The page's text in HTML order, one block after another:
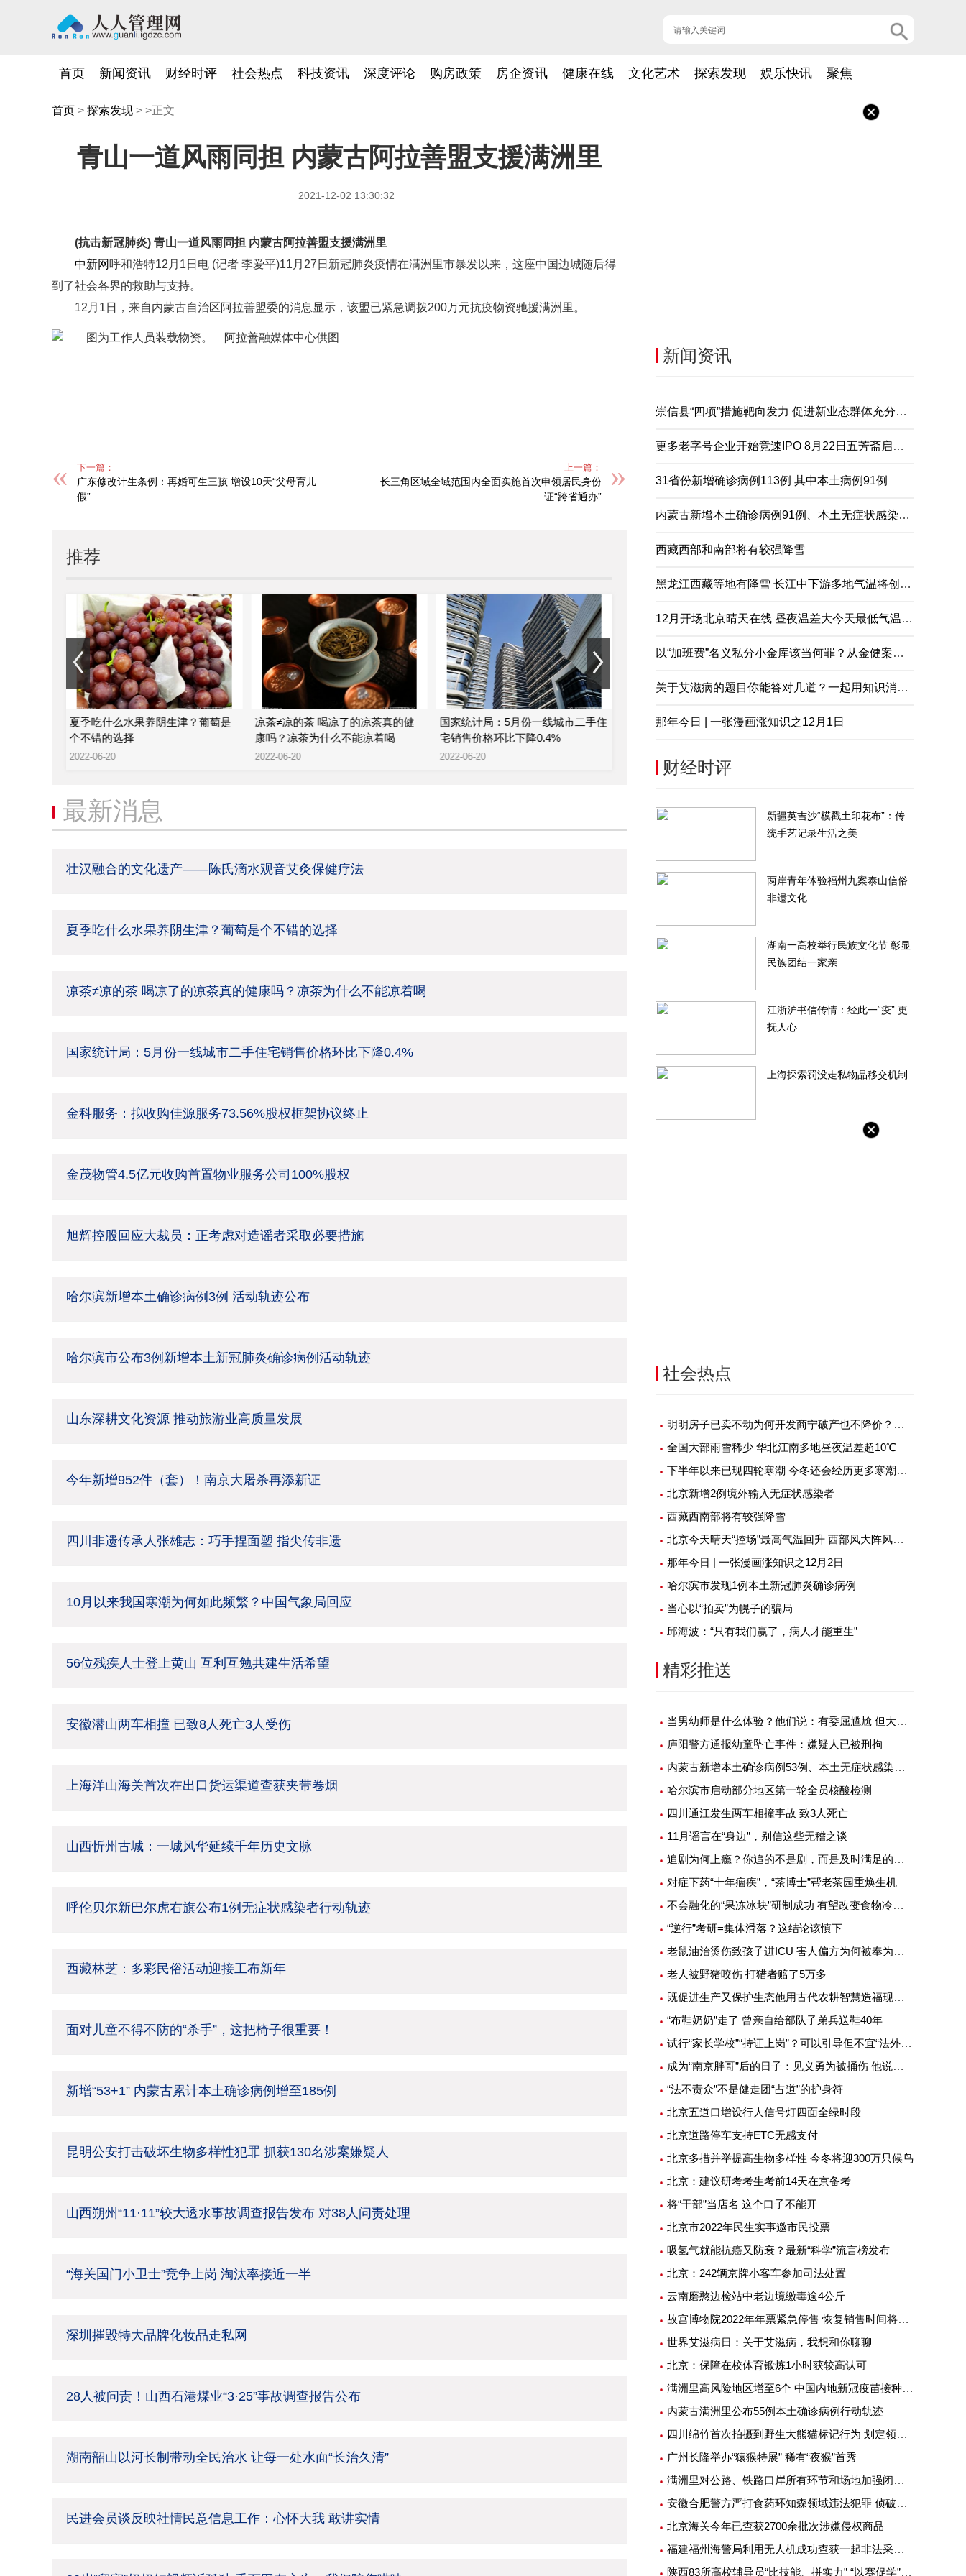
首页 新闻资讯 财经时评 社会热点 科技资讯 深度评论 购房政策 房企资讯 健康在线 文化艺术 探索发现 娱乐快讯 聚焦
首页 > 探索发现 > >正文
青山一道风雨同担 内蒙古阿拉善盟支援满洲里
2021-12-02 13:30:32
(抗击新冠肺炎) 青山一道风雨同担 内蒙古阿拉善盟支援满洲里
中新网 呼和浩特12月1日电 (记者 李爱平)11月27日新冠肺炎疫情在满洲里市暴发以来，这座中国边城随后得
到了社会各界的救助与支持。
12月1日，来自内蒙古自治区阿拉善盟委的消息显示，该盟已紧急调拨200万元抗疫物资驰援满洲里。
下一篇：
广东修改计生条例：再婚可生三孩 增设10天“父母育儿
假”
上一篇：
长三角区域全域范围内全面实施首次申领居民身份
证“跨省通办”
推荐
夏季吃什么水果养阴生津？葡萄是
个不错的选择
2022-06-20
凉茶≠凉的茶 喝凉了的凉茶真的健
康吗？凉茶为什么不能凉着喝
2022-06-20
国家统计局：5月份一线城市二手住
宅销售价格环比下降0.4%
2022-06-20
金科服务：拟收购佳源服务73.56%
金茂物管4.5亿元收购首置物业
最新消息
壮汉融合的文化遗产——陈氏滴水观音艾灸保健疗法
夏季吃什么水果养阴生津？葡萄是个不错的选择
凉茶≠凉的茶 喝凉了的凉茶真的健康吗？凉茶为什么不能凉着喝
国家统计局：5月份一线城市二手住宅销售价格环比下降0.4%
金科服务：拟收购佳源服务73.56%股权框架协议终止
金茂物管4.5亿元收购首置物业服务公司100%股权
旭辉控股回应大裁员：正考虑对造谣者采取必要措施
哈尔滨新增本土确诊病例3例 活动轨迹公布
哈尔滨市公布3例新增本土新冠肺炎确诊病例活动轨迹
山东深耕文化资源 推动旅游业高质量发展
今年新增952件（套）！南京大屠杀再添新证
四川非遗传承人张雄志：巧手捏面塑 指尖传非遗
10月以来我国寒潮为何如此频繁？中国气象局回应
56位残疾人士登上黄山 互利互勉共建生活希望
安徽潜山两车相撞 已致8人死亡3人受伤
上海洋山海关首次在出口货运渠道查获夹带卷烟
山西忻州古城：一城风华延续千年历史文脉
呼伦贝尔新巴尔虎右旗公布1例无症状感染者行动轨迹
西藏林芝：多彩民俗活动迎接工布新年
面对儿童不得不防的“杀手”，这把椅子很重要！
新增“53+1” 内蒙古累计本土确诊病例增至185例
昆明公安打击破坏生物多样性犯罪 抓获130名涉案嫌疑人
山西朔州“11·11”较大透水事故调查报告发布 对38人问责处理
“海关国门小卫士”竞争上岗 淘汰率接近一半
深圳摧毁特大品牌化妆品走私网
28人被问责！山西石港煤业“3·25”事故调查报告公布
湖南韶山以河长制带动全民治水 让每一处水面“长治久清”
民进会员谈反映社情民意信息工作：心怀大我 敢讲实情
新闻资讯
崇信县“四项”措施靶向发力 促进新业态群体充分就业
更多老字号企业开始竞速IPO 8月22日五芳斋启动申购
31省份新增确诊病例113例 其中本土病例91例
内蒙古新增本土确诊病例91例、本土无症状感染者2例
西藏西部和南部将有较强降雪
黑龙江西藏等地有降雪 长江中下游多地气温将创下半年来新低
12月开场北京晴天在线 昼夜温差大今天最低气温仅-5℃
以“加班费”名义私分小金库该当何罪？从金健案说起
关于艾滋病的题目你能答对几道？一起用知识消除误解
那年今日 | 一张漫画涨知识之12月1日
财经时评
新疆英吉沙“模戳土印花布”：传
统手艺记录生活之美
两岸青年体验福州九案泰山信俗
非遗文化
湖南一高校举行民族文化节 彰显
民族团结一家亲
江浙沪书信传情：经此一“疫” 更
抚人心
上海探索罚没走私物品移交机制
社会热点
明明房子已卖不动为何开发商宁破产也不降价？究竟是什么原因？
全国大部雨雪稀少 华北江南多地昼夜温差超10℃
下半年以来已现四轮寒潮 今冬还会经历更多寒潮吗？
北京新增2例境外输入无症状感染者
西藏西南部将有较强降雪
北京今天晴天“控场”最高气温回升 西部风大阵风七级左右
那年今日 | 一张漫画涨知识之12月2日
哈尔滨市发现1例本土新冠肺炎确诊病例
当心以“拍卖”为幌子的骗局
邱海波：“只有我们赢了，病人才能重生”
精彩推送
当男幼师是什么体验？他们说：有委屈尴尬 但大部分是幸福
庐阳警方通报幼童坠亡事件：嫌疑人已被刑拘
内蒙古新增本土确诊病例53例、本土无症状感染者1例
哈尔滨市启动部分地区第一轮全员核酸检测
四川通江发生两车相撞事故 致3人死亡
11月谣言在“身边”，别信这些无稽之谈
追剧为何上瘾？你追的不是剧，而是及时满足的快感
对症下药“十年痼疾”，“茶博士”帮老茶园重焕生机
不会融化的“果冻冰块”研制成功 有望改变食物冷藏方式
“逆行”考研=集体滑落？这结论该慎下
老鼠油治烫伤致孩子进ICU 害人偏方为何被奉为灵丹妙药
老人被野猪咬伤 打猎者赔了5万多
既促进生产又保护生态他用古代农耕智慧造福现代农业
“布鞋奶奶”走了 曾亲自给部队子弟兵送鞋40年
试行“家长学校”“持证上岗”？可以引导但不宜“法外加槛”
成为“南京胖哥”后的日子：见义勇为被捅伤 他说不后悔
“法不责众”不是健走团“占道”的护身符
北京五道口增设行人信号灯四面全绿时段
北京道路停车支持ETC无感支付
北京多措并举提高生物多样性 今冬将迎300万只候鸟
北京：建议研考考生考前14天在京备考
将“干部”当店名 这个口子不能开
北京市2022年民生实事邀市民投票
吸氢气就能抗癌又防衰？最新“科学”流言榜发布
北京：242辆京牌小客车参加司法处置
云南磨憨边检站中老边境缴毒逾4公斤
故宫博物院2022年年票紧急停售 恢复销售时间将另行公告
世界艾滋病日：关于艾滋病，我想和你聊聊
北京：保障在校体育锻炼1小时获较高认可
满洲里高风险地区增至6个 中国内地新冠疫苗接种超25亿剂次
内蒙古满洲里公布55例本土确诊病例行动轨迹
四川绵竹首次拍摄到野生大熊猫标记行为 划定领地或吸引异性
广州长隆举办“猿猴特展” 稀有“夜猴”首秀
满洲里对公路、铁路口岸所有环节和场地加强闭环管理
安徽合肥警方严打食药环知森领域违法犯罪 侦破重特大案件14起
北京海关今年已查获2700余批次涉嫌侵权商品
福建福州海警局利用无人机成功查获一起非法采矿案
陕西83所高校辅导员“比技能、拼实力” “以赛促学”提升专业素质